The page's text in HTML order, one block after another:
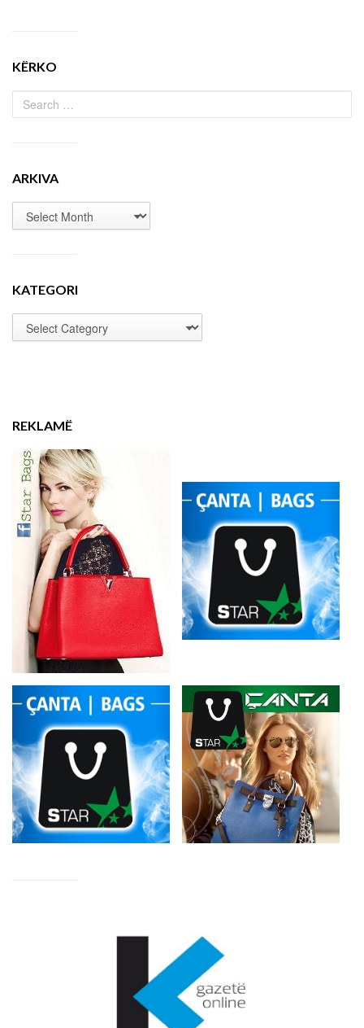
KËRKO
ARKIVA
KATEGORI
REKLAMË